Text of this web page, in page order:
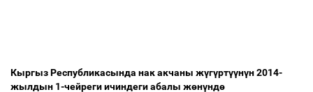
Кыргыз Республикасында нак акчаны жүгүртүүнүн 2014-
жылдын 1-чейреги ичиндеги абалы жөнүндө